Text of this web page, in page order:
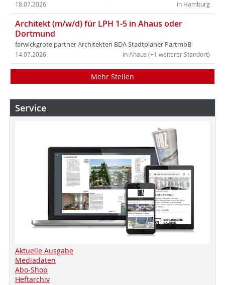
in Hamburg
18.07.2026
Architekt (m/w/d) für LPH 1-5 in Ahaus oder
Dortmund
farwickgrote partner Architekten BDA Stadtplaner PartmbB
in Ahaus (+1 weiterer Standort)
14.07.2026
Mehr Stellen
Service
Aktuelle Ausgabe
Mediadaten
Abo-Shop
Heftarchiv